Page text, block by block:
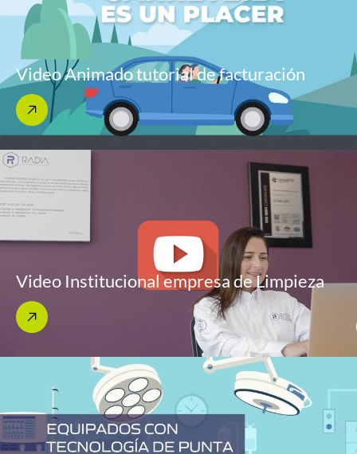
Video Animado tutorial de facturación
Video Institucional empresa de Limpieza